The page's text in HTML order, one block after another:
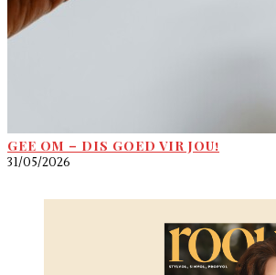
GEE OM – DIS GOED VIR JOU!
31/05/2026